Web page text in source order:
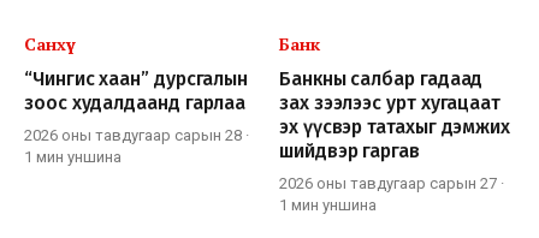
Санхүү
“Чингис хаан” дурсгалын
зоос худалдаанд гарлаа
2026 оны тавдугаар сарын 28 ·
1 мин уншина
Банк
Банкны салбар гадаад
зах зээлээс урт хугацаат
эх үүсвэр татахыг дэмжих
шийдвэр гаргав
2026 оны тавдугаар сарын 27 ·
1 мин уншина